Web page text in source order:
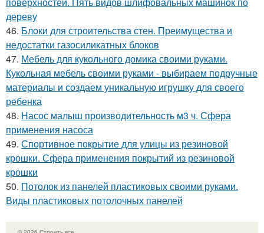
дереву
46. Блоки для строительства стен. Преимущества и
недостатки газосиликатных блоков
47. Мебель для кукольного домика своими руками.
Кукольная мебель своими руками - выбираем подручные
материалы и создаем уникальную игрушку для своего
ребенка
48. Насос малыш производительность м3 ч. Сфера
применения насоса
49. Спортивное покрытие для улицы из резиновой
крошки. Сфера применения покрытий из резиновой
крошки
50. Потолок из панелей пластиковых своими руками.
Виды пластиковых потолочных панелей